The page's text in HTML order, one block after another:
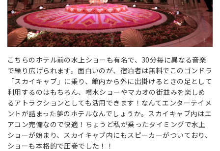
こちらのホテル前の水上ショーも有名で、30分毎に異なる音楽
で繰り広げられます。面白いのが、宿泊者は無料でこのゴンドラ
「スカイキャブ」に乗り、館内から外に出掛けるときの足として
利用するのはもちろん、噴水ショーやマカオの街並みを楽しめ
るアトラクションとしても活用できます！なんてエンターテイメ
ントが詰まった夢のホテルなんでしょうか。スカイキャブ内はエ
アコン完備なので快適！ちょうど私が乗ったタイミングで水上
ショーが始まり、スカイキャブ内にもスピーカーがついており、
ショーも本格的で圧巻でした！！